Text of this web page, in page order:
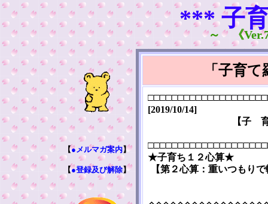
*** 子
～ 《
【●メルマガ案内】
【●登録及び解除】
「子育
[2019/10/14]
【子
★子育ち１２心算★
【第２心算：重いつもり